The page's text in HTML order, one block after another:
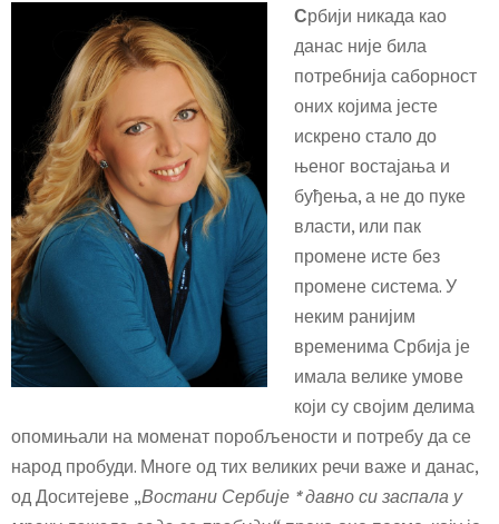
Србији никада као
данас није била
потребнија саборност
оних којима јесте
искрено стало до
њеног востајања и
буђења, а не до пуке
власти, или пак
промене исте без
промене система. У
неким ранијим
временима Србија је
имала велике умове
који су својим делима
опомињали на моменат поробљености и потребу да се
народ пробуди. Многе од тих великих речи важе и данас,
од Доситејеве „Востани Сербије *давно си заспала у